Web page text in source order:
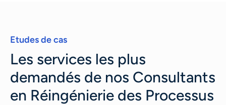
Etudes de cas
Les services les plus
demandés de nos Consultants
en Réingénierie des Processus